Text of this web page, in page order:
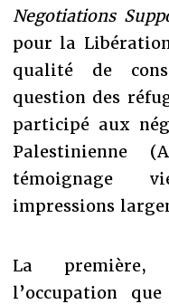
Negotiations
pour la
qualité de
question des
participé aux
Palestinienne
témoignage
impressions
La première,
l’occupation